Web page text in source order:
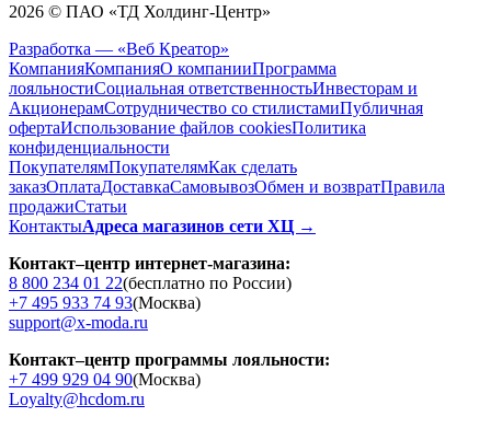
2026 © ПАО «ТД Холдинг-Центр»
Разработка — «Веб Креатор»
КомпанияКомпанияО компанииПрограмма
лояльностиСоциальная ответственностьИнвесторам и
АкционерамСотрудничество со стилистамиПубличная
офертаИспользование файлов cookiesПолитика
конфиденциальности
ПокупателямПокупателямКак сделать
заказОплатаДоставкаCамовывозОбмен и возвратПравила
продажиСтатьи
КонтактыАдреса магазинов сети ХЦ →
Контакт–центр интернет-магазина:
8 800 234 01 22(бесплатно по России)
+7 495 933 74 93(Москва)
support@x-moda.ru
Контакт–центр программы лояльности:
+7 499 929 04 90(Москва)
Loyalty@hcdom.ru